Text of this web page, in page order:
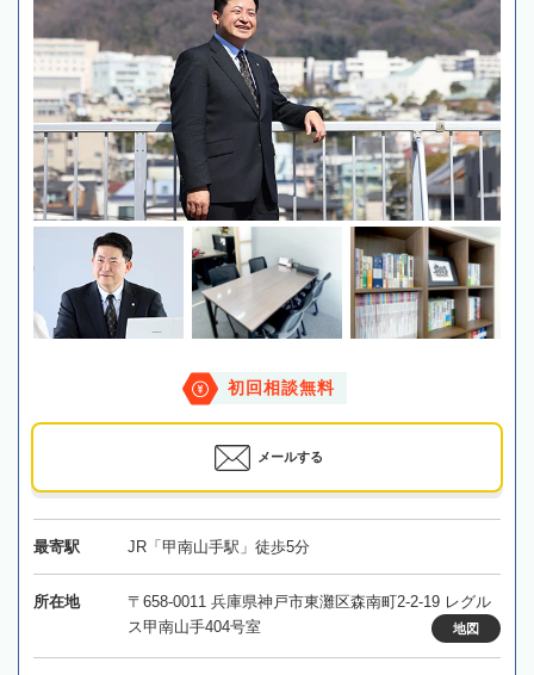
初回相談無料
メールする
最寄駅 JR「甲南山手駅」徒歩5分
所在地
〒658-0011 兵庫県神戸市東灘区森南町2-2-19 レグル
ス甲南山手404号室
地図